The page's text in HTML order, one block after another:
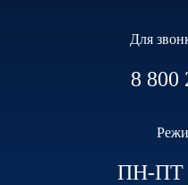
Для
8 800
ПН-ПТ